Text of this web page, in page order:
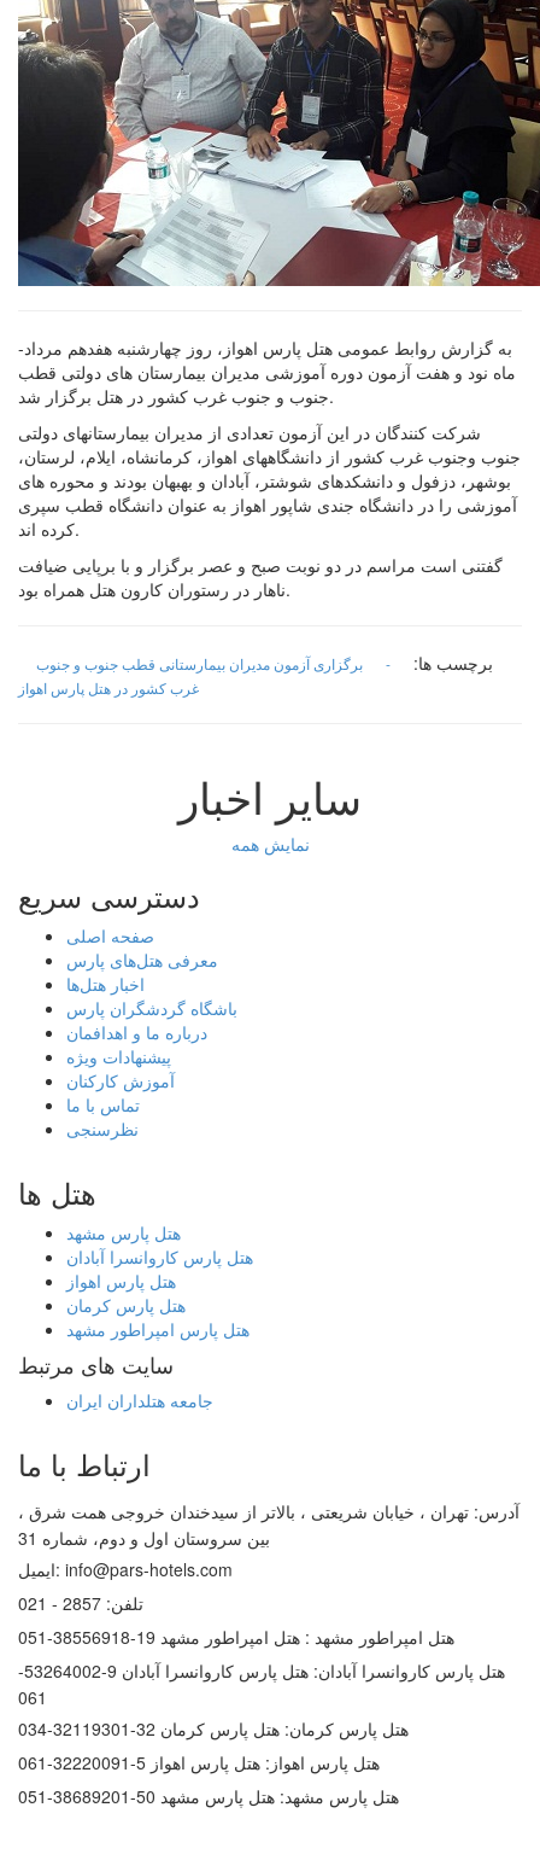
-به گزارش روابط عمومی هتل پارس اهواز، روز چهارشنبه هفدهم مرداد
ماه نود و هفت آزمون دوره آموزشی مدیران بیمارستان های دولتی قطب
جنوب و جنوب غرب کشور در هتل برگزار شد.
شرکت کنندگان در این آزمون تعدادی از مدیران بیمارستانهای دولتی
جنوب وجنوب غرب کشور از دانشگاههای اهواز، کرمانشاه، ایلام، لرستان،
بوشهر، دزفول و دانشکدهای شوشتر، آبادان و بهبهان بودند و محوره های
آموزشی را در دانشگاه جندی شاپور اهواز به عنوان دانشگاه قطب سپری
کرده اند.
گفتنی است مراسم در دو نوبت صبح و عصر برگزار و با برپایی ضیافت
ناهار در رستوران کارون هتل همراه بود.
برچسب ها: -
برگزاری آزمون مدیران بیمارستانی قطب جنوب و جنوب
غرب کشور در هتل پارس اهواز
سایر اخبار
نمایش همه
دسترسی سریع
صفحه اصلی
معرفی هتل‌های پارس
اخبار هتل‌ها
باشگاه گردشگران پارس
درباره ما و اهدافمان
پیشنهادات ویژه
آموزش کارکنان
تماس با ما
نظرسنجی
هتل ها
هتل پارس مشهد
هتل پارس کاروانسرا آبادان
هتل پارس اهواز
هتل پارس کرمان
هتل پارس امپراطور مشهد
سایت های مرتبط
جامعه هتلداران ایران
ارتباط با ما
آدرس: تهران ، خیابان شریعتی ، بالاتر از سیدخندان خروجی همت شرق ،
بین سروستان اول و دوم، شماره 31
ایمیل: info@pars-hotels.com
تلفن:
هتل امپراطور مشهد : هتل امپراطور مشهد 19-38556918-051
هتل پارس کاروانسرا آبادان:
هتل پارس کاروانسرا آبادان 9-53264002-
061
هتل پارس کرمان: هتل پارس کرمان 32-32119301-034
هتل پارس اهواز: هتل پارس اهواز 5-32220091-061
هتل پارس مشهد: هتل پارس مشهد 50-38689201-051